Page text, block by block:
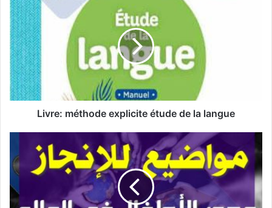
Livre: méthode explicite étude de la langue
للإنجاز
محور
الأطفال
العالم